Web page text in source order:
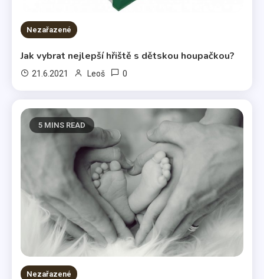
Nezařazené
Jak vybrat nejlepší hřiště s dětskou houpačkou?
21.6.2021 Leoš 0
5 MINS READ
Nezařazené